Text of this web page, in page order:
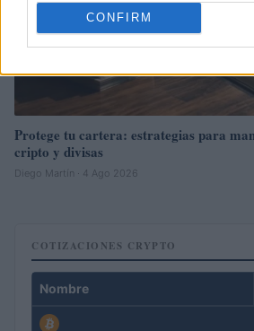
CONFIRM
Protege tu cartera: estrategias para
cripto y divisas
Diego Martín · 4 Ago 2026
COTIZACIONES CRYPTO
Nombre